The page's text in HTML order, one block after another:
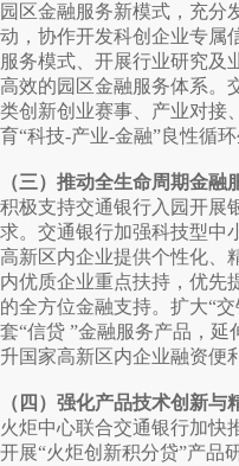
园区金融服务新模式，充分
动，协作开发科创企业专属
服务模式、开展行业研究及
高效的园区金融服务体系。
类创新创业赛事、产业对接
育“科技-产业-金融”良性循环
（三）推动全生命周期金融
积极支持交通银行入园开展
求。交通银行加强科技型中
高新区内企业提供个性化、
内优质企业重点扶持，优先
的全方位金融支持。扩大“
套“信贷 ”金融服务产品，延
升国家高新区内企业融资便
（四）强化产品技术创新与
火炬中心联合交通银行加快
开展“火炬创新积分贷”产品